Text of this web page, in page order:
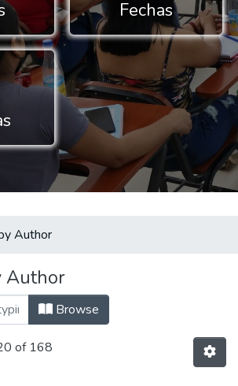
Fechas
Author
Author
Browse
of 168